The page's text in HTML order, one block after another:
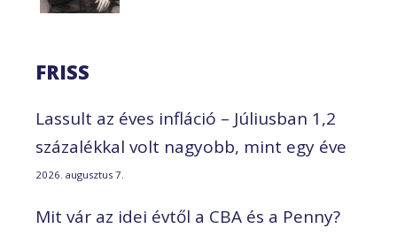
FRISS
Lassult az éves infláció – Júliusban 1,2
százalékkal volt nagyobb, mint egy éve
2026. augusztus 7.
Mit vár az idei évtől a CBA és a Penny?